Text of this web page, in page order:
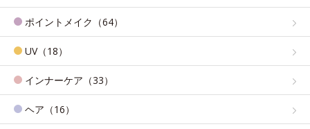
ポイントメイク（64）
UV（18）
インナーケア（33）
ヘア（16）